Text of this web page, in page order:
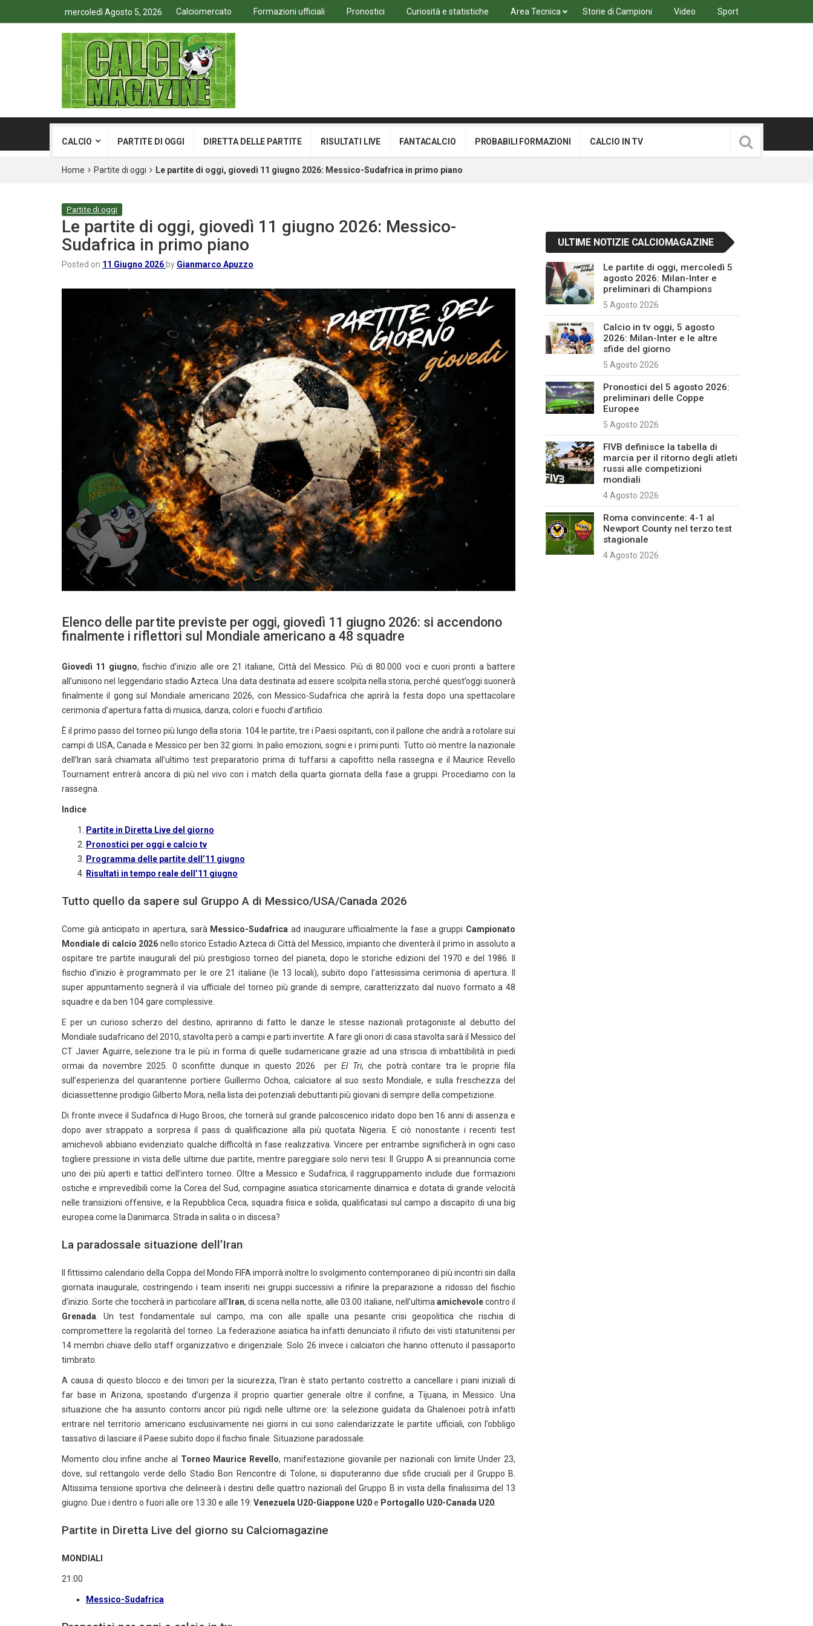
mercoledì Agosto 5, 2026 Calciomercato Formazioni ufficiali Pronostici Curiosità e statistiche Area Tecnica Storie di Campioni Video Sport
CALCIO PARTITE DI OGGI DIRETTA DELLE PARTITE RISULTATI LIVE FANTACALCIO PROBABILI FORMAZIONI CALCIO IN TV
Home Partite di oggi Le partite di oggi, giovedì 11 giugno 2026: Messico-Sudafrica in primo piano
Partite di oggi
Le partite di oggi, giovedì 11 giugno 2026: Messico-
Sudafrica in primo piano
Posted on 11 Giugno 2026 by Gianmarco Apuzzo
Elenco delle partite previste per oggi, giovedì 11 giugno 2026: si accendono
finalmente i riflettori sul Mondiale americano a 48 squadre
Giovedì 11 giugno, fischio d’inizio alle ore 21 italiane, Città del Messico. Più di 80.000 voci e cuori pronti a battere
all’unisono nel leggendario stadio Azteca. Una data destinata ad essere scolpita nella storia, perché quest’oggi suonerà
finalmente il gong sul Mondiale americano 2026, con Messico-Sudafrica che aprirà la festa dopo una spettacolare
cerimonia d’apertura fatta di musica, danza, colori e fuochi d’artificio.
È il primo passo del torneo più lungo della storia: 104 le partite, tre i Paesi ospitanti, con il pallone che andrà a rotolare sui
campi di USA, Canada e Messico per ben 32 giorni. In palio emozioni, sogni e i primi punti. Tutto ciò mentre la nazionale
dell’Iran sarà chiamata all’ultimo test preparatorio prima di tuffarsi a capofitto nella rassegna e il Maurice Revello
Tournament entrerà ancora di più nel vivo con i match della quarta giornata della fase a gruppi. Procediamo con la
rassegna.
Indice
Partite in Diretta Live del giorno
Pronostici per oggi e calcio tv
Programma delle partite dell’11 giugno
Risultati in tempo reale dell’11 giugno
Tutto quello da sapere sul Gruppo A di Messico/USA/Canada 2026
Come già anticipato in apertura, sarà Messico-Sudafrica ad inaugurare ufficialmente la fase a gruppi Campionato
Mondiale di calcio 2026 nello storico Estadio Azteca di Città del Messico, impianto che diventerà il primo in assoluto a
ospitare tre partite inaugurali del più prestigioso torneo del pianeta, dopo le storiche edizioni del 1970 e del 1986. Il
fischio d’inizio è programmato per le ore 21 italiane (le 13 locali), subito dopo l’attesissima cerimonia di apertura. Il
super appuntamento segnerà il via ufficiale del torneo più grande di sempre, caratterizzato dal nuovo formato a 48
squadre e da ben 104 gare complessive.
E per un curioso scherzo del destino, apriranno di fatto le danze le stesse nazionali protagoniste al debutto del
Mondiale sudafricano del 2010, stavolta però a campi e parti invertite. A fare gli onori di casa stavolta sarà il Messico del
CT Javier Aguirre, selezione tra le più in forma di quelle sudamericane grazie ad una striscia di imbattibilità in piedi
ormai da novembre 2025. 0 sconfitte dunque in questo 2026 perEl Tri, che potrà contare tra le proprie fila
sull’esperienza del quarantenne portiere Guillermo Ochoa, calciatore al suo sesto Mondiale, e sulla freschezza del
diciassettenne prodigio Gilberto Mora, nella lista dei potenziali debuttanti più giovani di sempre della competizione.
Di fronte invece il Sudafrica di Hugo Broos, che tornerà sul grande palcoscenico iridato dopo ben 16 anni di assenza e
dopo aver strappato a sorpresa il pass di qualificazione alla più quotata Nigeria. E ciò nonostante i recenti test
amichevoli abbiano evidenziato qualche difficoltà in fase realizzativa. Vincere per entrambe significherà in ogni caso
togliere pressione in vista delle ultime due partite, mentre pareggiare solo nervi tesi: Il Gruppo A si preannuncia come
uno dei più aperti e tattici dell’intero torneo. Oltre a Messico e Sudafrica, il raggruppamento include due formazioni
ostiche e imprevedibili come la Corea del Sud, compagine asiatica storicamente dinamica e dotata di grande velocità
nelle transizioni offensive, e la Repubblica Ceca, squadra fisica e solida, qualificatasi sul campo a discapito di una big
europea come la Danimarca. Strada in salita o in discesa?
La paradossale situazione dell’Iran
Il fittissimo calendario della Coppa del Mondo FIFA imporrà inoltre lo svolgimento contemporaneo di più incontri sin dalla
giornata inaugurale, costringendo i team inseriti nei gruppi successivi a rifinire la preparazione a ridosso del fischio
d’inizio. Sorte che toccherà in particolare all’ Iran, di scena nella notte, alle 03.00 italiane, nell’ultima amichevolecontro il
Grenada . Un test fondamentale sul campo, ma con alle spalle una pesante crisi geopolitica che rischia di
compromettere la regolarità del torneo. La federazione asiatica ha infatti denunciato il rifiuto dei visti statunitensi per
14 membri chiave dello staff organizzativo e dirigenziale. Solo 26 invece i calciatori che hanno ottenuto il passaporto
timbrato.
A causa di questo blocco e dei timori per la sicurezza, l’Iran è stato pertanto costretto a cancellare i piani iniziali di
far base in Arizona, spostando d’urgenza il proprio quartier generale oltre il confine, a Tijuana, in Messico. Una
situazione che ha assunto contorni ancor più rigidi nelle ultime ore: la selezione guidata da Ghalenoei potrà infatti
entrare nel territorio americano esclusivamente nei giorni in cui sono calendarizzate le partite ufficiali, con l’obbligo
tassativo di lasciare il Paese subito dopo il fischio finale. Situazione paradossale.
Momento clou infine anche al Torneo Maurice Revello, manifestazione giovanile per nazionali con limite Under 23,
dove, sul rettangolo verde dello Stadio Bon Rencontre di Tolone, si disputeranno due sfide cruciali per il Gruppo B.
Altissima tensione sportiva che delineerà i destini delle quattro nazionali del Gruppo B in vista della finalissima del 13
giugno. Due i dentro o fuori alle ore 13.30 e alle 19: Venezuela U20-Giappone U20e Portogallo U20-Canada U20
Partite in Diretta Live del giorno su Calciomagazine
MONDIALI
21:00
Messico-Sudafrica
ULTIME NOTIZIE CALCIOMAGAZINE
Le partite di oggi, mercoledì 5
agosto 2026: Milan-Inter e
preliminari di Champions
5 Agosto 2026
Calcio in tv oggi, 5 agosto
2026: Milan-Inter e le altre
sfide del giorno
5 Agosto 2026
Pronostici del 5 agosto 2026:
preliminari delle Coppe
Europee
5 Agosto 2026
FIVB definisce la tabella di
marcia per il ritorno degli atleti
russi alle competizioni
mondiali
4 Agosto 2026
Roma convincente: 4-1 al
Newport County nel terzo test
stagionale
4 Agosto 2026